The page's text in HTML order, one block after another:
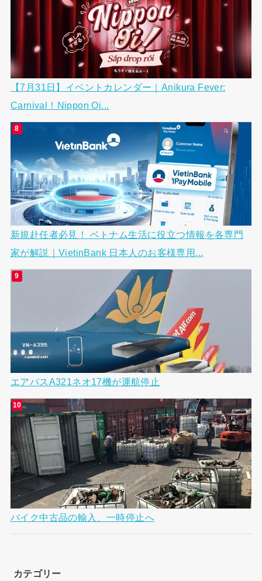
【7月31日】イベントカレンダー｜Anikura Fever:
Carnival！Nippon Oi...
新規赴任者必見！ ベトナム生活に役立つ情報を各専門
家が解説｜VietinBank 日本人のお客様専用...
エアバスA321ネオ17機が運航停止
バイク中古品の輸入、一時停止へ
カテゴリー